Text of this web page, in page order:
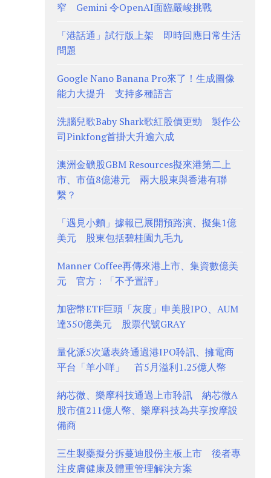
窄 Gemini 令OpenAI面臨嚴峻挑戰
「港話通」試行版上架 即時回應日常生活
問題
Google Nano Banana Pro來了！生成圖像
能力大提升 支持多種語言
洗腦兒歌Baby Shark歌紅股價更勁 製作公
司Pinkfong首掛大升逾六成
澳洲金礦股GBM Resources擬來港第二上
市、市值8億港元 兩大股東與香港有聯
繫？
「遇見小麵」據報已展開預路演、擬集1億
美元 股東包括碧桂園九毛九
Manner Coffee再傳來港上市、集資數億美
元 官方：「不予置評」
加密幣ETF巨頭「灰度」申美股IPO、AUM
達350億美元 股票代號GRAY
量化派5次遞表終通過港IPO聆訊、擁電商
平台「羊小咩」 首5月溢利1.25億人幣
納芯微、樂摩科技通過上市聆訊 納芯微A
股市值211億人幣、樂摩科技為共享按摩設
備商
三生製藥擬分拆蔓迪股份主板上市 後者專
注皮膚健康及體重管理解決方案